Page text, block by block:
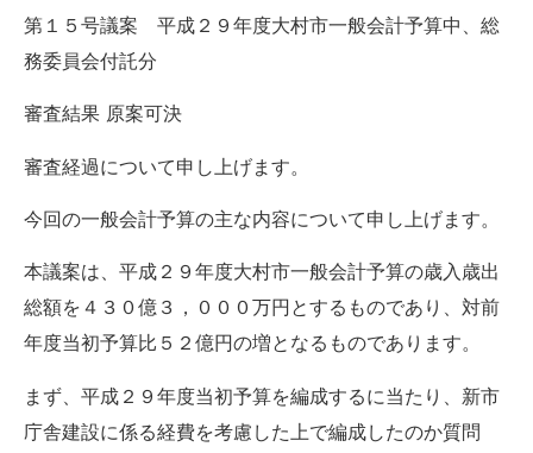
第１５号議案 平成２９年度大村市一般会計予算中、総
務委員会付託分
審査結果 原案可決
審査経過について申し上げます。
今回の一般会計予算の主な内容について申し上げます。
本議案は、平成２９年度大村市一般会計予算の歳入歳出
総額を４３０億３，０００万円とするものであり、対前
年度当初予算比５２億円の増となるものであります。
まず、平成２９年度当初予算を編成するに当たり、新市
庁舎建設に係る経費を考慮した上で編成したのか質問